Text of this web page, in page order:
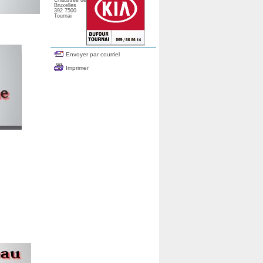
Bruxelles
392 7500
Tournai
Envoyer par courriel
Imprimer